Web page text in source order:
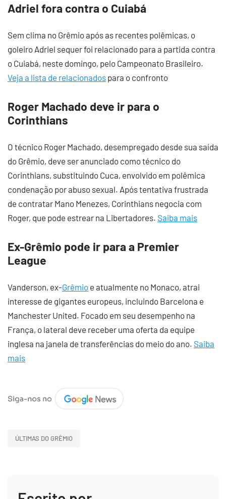
Adriel fora contra o Cuiabá
Sem clima no Grêmio após as recentes polêmicas, o
goleiro Adriel sequer foi relacionado para a partida contra
o Cuiabá, neste domingo, pelo Campeonato Brasileiro.
Veja a lista de relacionados para o confronto
Roger Machado deve ir para o
Corinthians
O técnico Roger Machado, desempregado desde sua saída
do Grêmio, deve ser anunciado como técnico do
Corinthians, substituindo Cuca, envolvido em polêmica
condenação por abuso sexual. Após tentativa frustrada
de contratar Mano Menezes, Corinthians negocia com
Roger, que pode estrear na Libertadores. Saiba mais
Ex-Grêmio pode ir para a Premier
League
Vanderson, ex-Grêmio e atualmente no Monaco, atrai
interesse de gigantes europeus, incluindo Barcelona e
Manchester United. Focado em seu desempenho na
França, o lateral deve receber uma oferta da equipe
inglesa na janela de transferências do meio do ano. Saiba
mais
ÚLTIMAS DO GRÊMIO